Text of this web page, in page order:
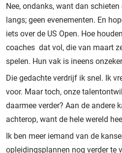
Nee, ondanks, want dan schieten
langs; geen evenementen. En
iets over de US Open. Hoe
coaches dat vol, die van maart
spelen. Hun vak is ineens
Die gedachte verdrijf ik snel. Ik
voor. Maar toch, onze
daarmee verder? Aan de andere
achterop, want de hele wereld
Ik ben meer iemand van de
opleidingsplannen nog verder te